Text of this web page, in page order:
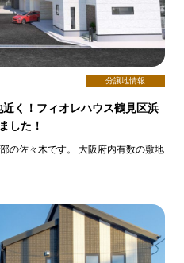
分譲地情報
近く！フィオレハウス鶴見区浜
した！
の佐々木です。 大阪府内有数の敷地